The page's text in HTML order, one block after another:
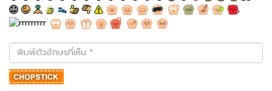
พิมพ์
ตัว
อักษร
ที่